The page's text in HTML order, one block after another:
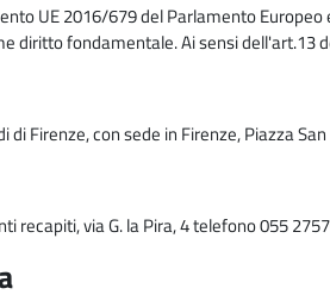
UE 2016/679 del Parlamento
fondamentale. Ai sensi dell'art.13
Firenze, con sede in Firenze, Piazza
recapiti, via G. la Pira, 4 telefono 055